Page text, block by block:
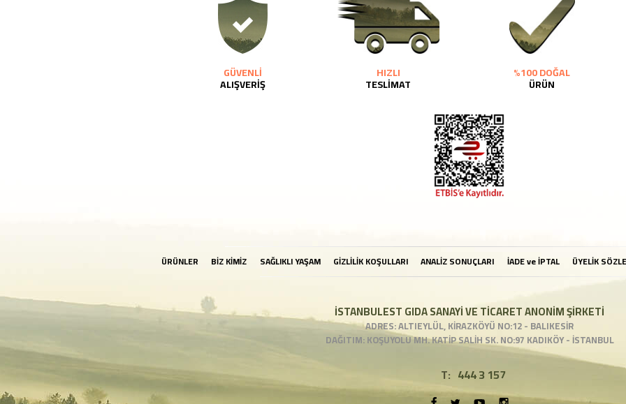
GÜVENLİ
ALIŞVERİŞ
HIZLI
TESLİMAT
%100 DOĞAL
ÜRÜN
ÜRÜNLER BİZ KİMİZ SAĞLIKLI YAŞAM GİZLİLİK KOŞULLARI ANALİZ SONUÇLARI İADE ve İPTAL ÜYELİK
İSTANBULEST GIDA SANAYİ VE TİCARET ANONİM ŞİRKETİ
ADRES: ALTIEYLÜL, KİRAZKÖYÜ NO:12 - BALIKESİR
DAĞITIM: KOŞUYOLU MH. KATİP SALİH SK. NO:97 KADIKÖY - İSTANBUL
T: 444 3 157